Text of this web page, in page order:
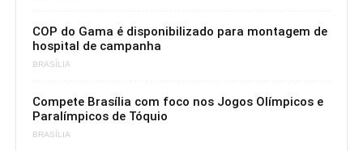
COP do Gama é disponibilizado para montagem de
hospital de campanha
BRASÍLIA
Compete Brasília com foco nos Jogos Olímpicos e
Paralímpicos de Tóquio
BRASÍLIA